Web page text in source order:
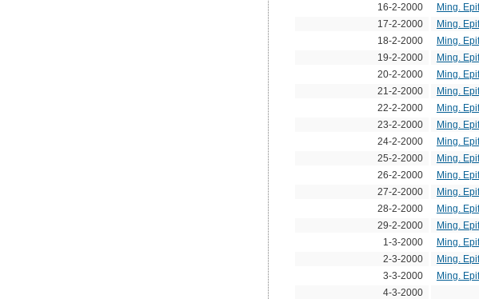
16-2-2000
Ming.
17-2-2000
Ming.
18-2-2000
Ming.
19-2-2000
Ming.
20-2-2000
Ming.
21-2-2000
Ming.
22-2-2000
Ming.
23-2-2000
Ming.
24-2-2000
Ming.
25-2-2000
Ming.
26-2-2000
Ming.
27-2-2000
Ming.
28-2-2000
Ming.
29-2-2000
Ming.
1-3-2000
Ming.
2-3-2000
Ming.
3-3-2000
Ming.
4-3-2000